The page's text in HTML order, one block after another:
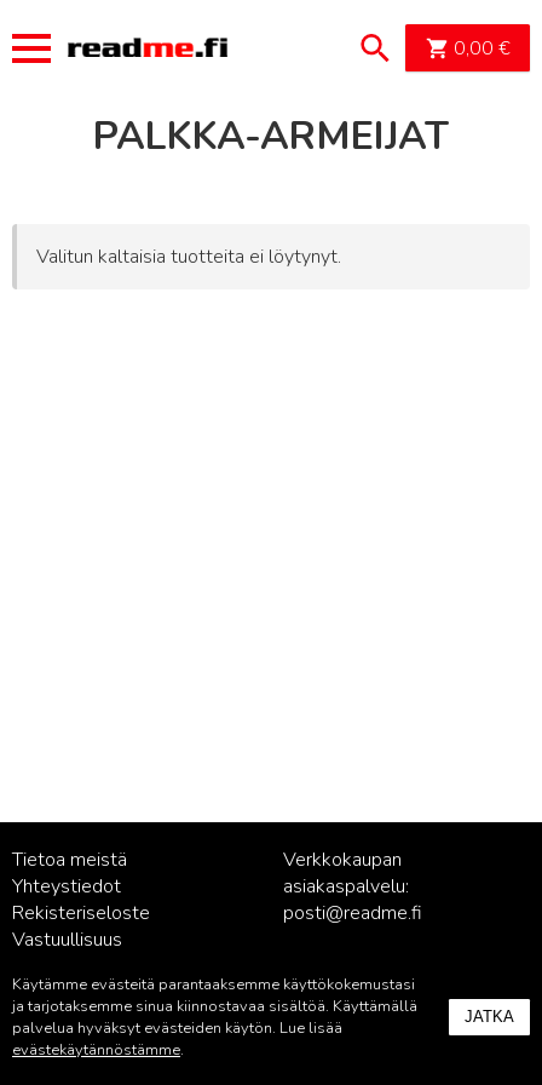
0,00 €
PALKKA-ARMEIJAT
Valitun kaltaisia tuotteita ei löytynyt.
Tietoa meistä
Yhteystiedot
Rekisteriseloste
Vastuullisuus
Verkkokaupan
asiakaspalvelu:
posti@readme.fi
Kustantamon asiakaspalvelu:
palvelu@readme.fi
Käytämme evästeitä parantaaksemme käyttökokemustasi
ja tarjotaksemme sinua kiinnostavaa sisältöä. Käyttämällä
palvelua hyväksyt evästeiden käytön. Lue lisää
evästekäytännöstämme.
JATKA